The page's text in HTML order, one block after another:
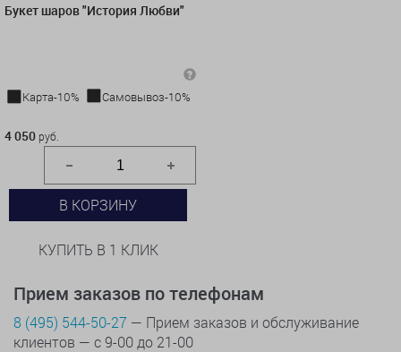
Букет шаров "История Любви"
Карта-10%
Самовывоз-10%
4 050 руб.
В КОРЗИНУ
КУПИТЬ В 1 КЛИК
Прием заказов по телефонам
8 (495) 544-50-27 — Прием заказов и обслуживание
клиентов — с 9-00 до 21-00